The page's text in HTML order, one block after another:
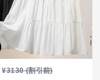
¥3130(割引前)